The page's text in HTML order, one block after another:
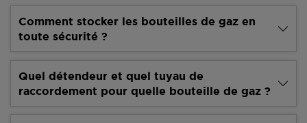
Comment stocker les bouteilles de gaz en
toute sécurité ?
Quel détendeur et quel tuyau de
raccordement pour quelle bouteille de gaz ?